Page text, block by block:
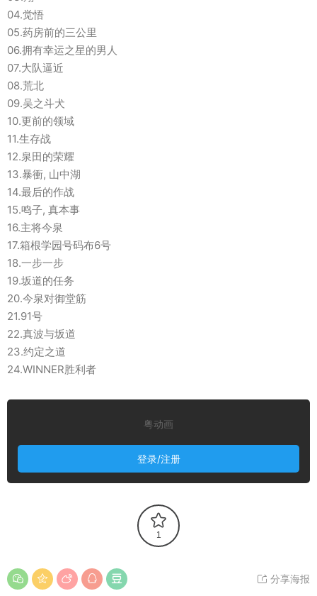
04.觉悟
05.药房前的三公里
06.拥有幸运之星的男人
07.大队逼近
08.荒北
09.吴之斗犬
10.更前的领域
11.生存战
12.泉田的荣耀
13.暴衝, 山中湖
14.最后的作战
15.鸣子, 真本事
16.主将今泉
17.箱根学园号码布6号
18.一步一步
19.坂道的任务
20.今泉对御堂筋
21.91号
22.真波与坂道
23.约定之道
24.WINNER胜利者
粤动画
登录/注册
1
分享海报